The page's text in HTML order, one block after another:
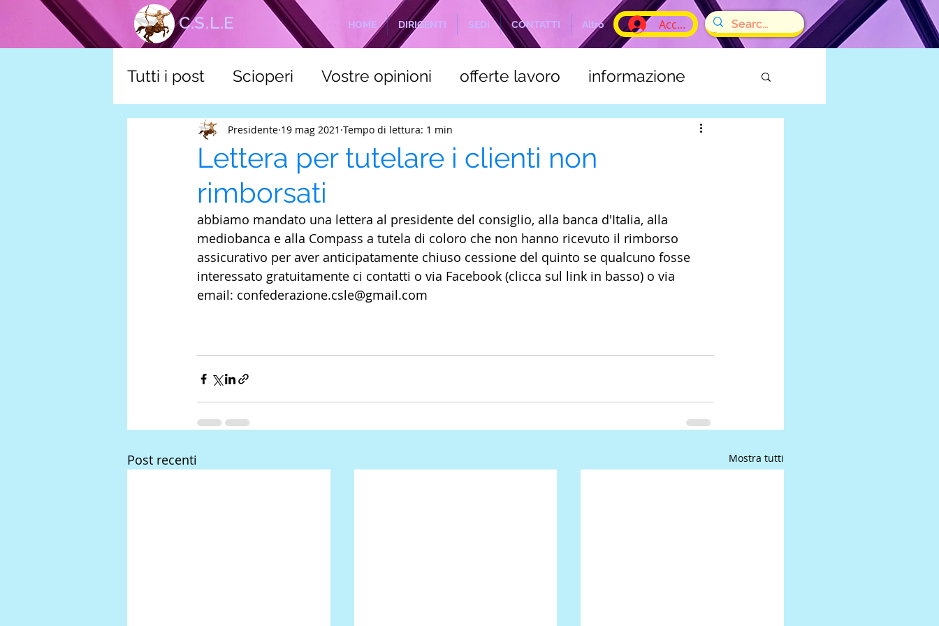
C.S.L.E Accedi
HOME DIRIGENTI SEDI CONTATTI Altro
Tutti i post Scioperi Vostre opinioni offerte lavoro informazione
Tutela scuola C.S.L.E. Marittimi
Lettera per tutelare i clienti non
rimborsati
Presidente 19 mag 2021 Tempo di lettura: 1 min
abbiamo mandato una lettera al presidente del consiglio, alla banca d'Italia, alla
mediobanca e alla Compass a tutela di coloro che non hanno ricevuto il rimborso
assicurativo per aver anticipatamente chiuso cessione del quinto se qualcuno fosse
interessato gratuitamente ci contatti o via Facebook (clicca sul link in basso) o via
email: confederazione.csle@gmail.com
Post recenti Mostra tutti